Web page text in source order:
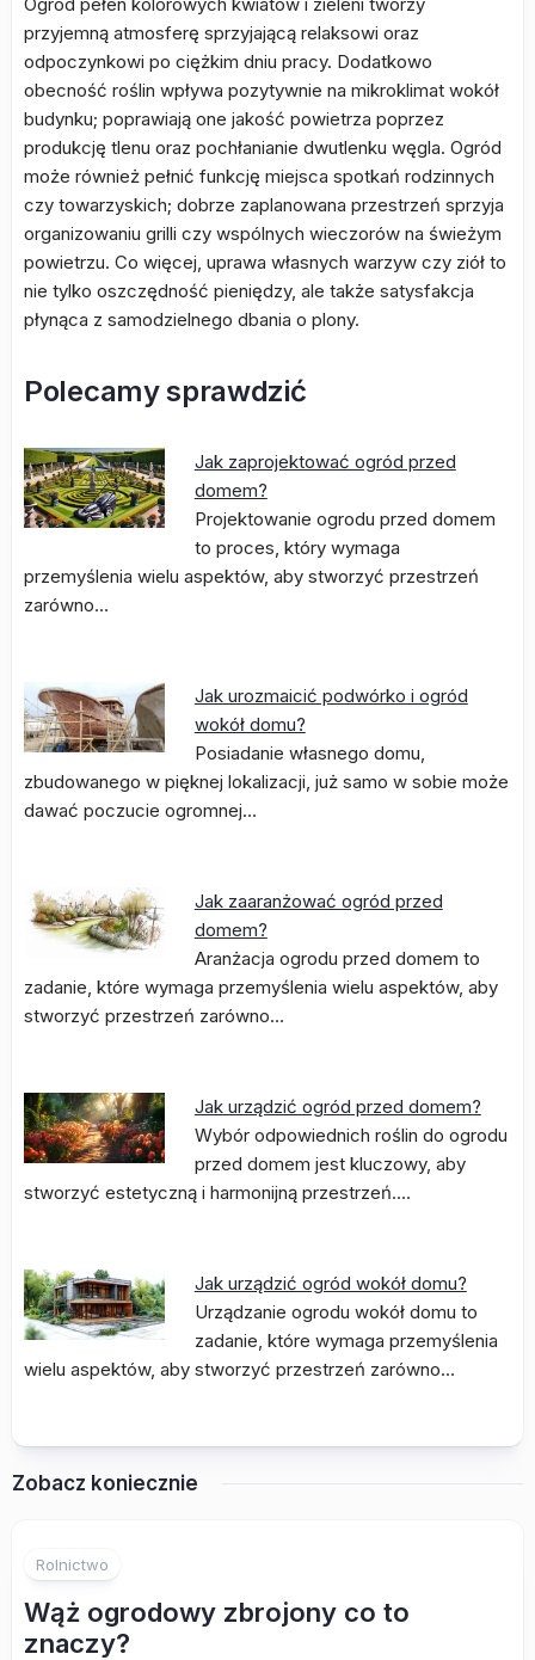
przyjemną atmosferę sprzyjającą relaksowi oraz
odpoczynkowi po ciężkim dniu pracy. Dodatkowo
obecność roślin wpływa pozytywnie na mikroklimat wokół
budynku; poprawiają one jakość powietrza poprzez
produkcję tlenu oraz pochłanianie dwutlenku węgla. Ogród
może również pełnić funkcję miejsca spotkań rodzinnych
czy towarzyskich; dobrze zaplanowana przestrzeń sprzyja
organizowaniu grilli czy wspólnych wieczorów na świeżym
powietrzu. Co więcej, uprawa własnych warzyw czy ziół to
nie tylko oszczędność pieniędzy, ale także satysfakcja
płynąca z samodzielnego dbania o plony.
Polecamy sprawdzić
Jak zaprojektować ogród przed
domem?
Projektowanie ogrodu przed domem
to proces, który wymaga
przemyślenia wielu aspektów, aby stworzyć przestrzeń
zarówno…
Jak urozmaicić podwórko i ogród
wokół domu?
Posiadanie własnego domu,
zbudowanego w pięknej lokalizacji, już samo w sobie może
dawać poczucie ogromnej…
Jak zaaranżować ogród przed
domem?
Aranżacja ogrodu przed domem to
zadanie, które wymaga przemyślenia wielu aspektów, aby
stworzyć przestrzeń zarówno…
Jak urządzić ogród przed domem?
Wybór odpowiednich roślin do ogrodu
przed domem jest kluczowy, aby
stworzyć estetyczną i harmonijną przestrzeń.…
Jak urządzić ogród wokół domu?
Urządzanie ogrodu wokół domu to
zadanie, które wymaga przemyślenia
wielu aspektów, aby stworzyć przestrzeń zarówno…
Zobacz koniecznie
Rolnictwo
Wąż ogrodowy zbrojony co to
znaczy?